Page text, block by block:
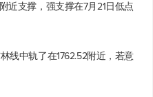
近支撑，强支撑在7月21日低点
线中轨了在1762.52附近，若意